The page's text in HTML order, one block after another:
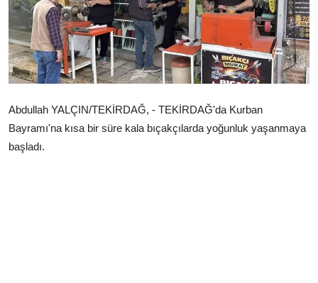
Çerkezköy
Abdullah YALÇIN/TEKİRDAĞ, - TEKİRDAĞ'da Kurban
Bayramı'na kısa bir süre kala bıçakçılarda yoğunluk yaşanmaya
başladı.